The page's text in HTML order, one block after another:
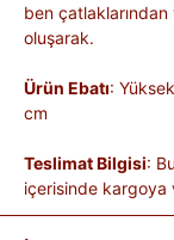
ben
oluşarak.
Ürün Ebatı:
cm
Teslimat Bilgisi:
içerisinde kargoya